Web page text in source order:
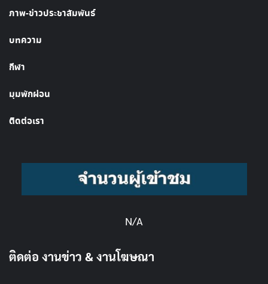
ภาพ-ข่าวประชาสัมพันธ์
บทความ
กีฬา
มุมพักผ่อน
ติดต่อเรา
N/A
ติดต่อ งานข่าว & งานโฆษณา